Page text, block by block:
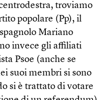
troviamo
popolare (Pp), il
Mariano
invece gli affiliati
Psoe (anche se
suoi membri si sono
si è trattato di votare